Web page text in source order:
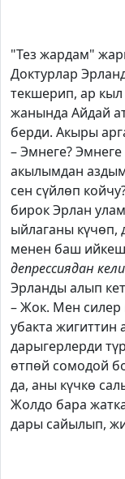
"Тез жардам"
Доктурлар
текшерип, ар
жанында Айдай
берди. Акыры
– Эмнеге?
акылымдан аздым
сен сүйлөп
бирок Эрлан
ыйлаганы күчөп,
менен баш
депрессиядан
Эрланды алып
– Жок. Мен силер
убакта жигиттин
дарыгерлерди
өтпөй сомодой
да, аны күчкө
Жолдо бара
дары сайылып,